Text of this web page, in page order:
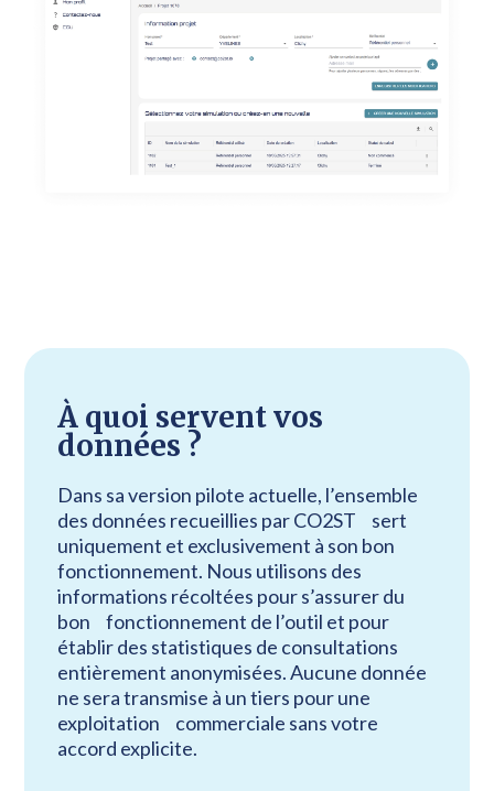
À quoi servent vos
données ?
Dans sa version pilote actuelle, l’ensemble
des données recueillies par CO2ST sert
uniquement et exclusivement à son bon
fonctionnement. Nous utilisons des
informations récoltées pour s’assurer du
bon fonctionnement de l’outil et pour
établir des statistiques de consultations
entièrement anonymisées. Aucune donnée
ne sera transmise à un tiers pour une
exploitation commerciale sans votre
accord explicite.